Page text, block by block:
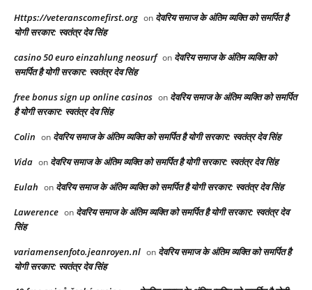
Https://veteranscomefirst.org on देवरिय समाज के अंतिम व्यक्ति को समर्पित है
योगी सरकार: स्वतंत्र देव सिंह
casino 50 euro einzahlung neosurf on देवरिय समाज के अंतिम व्यक्ति को
समर्पित है योगी सरकार: स्वतंत्र देव सिंह
free bonus sign up online casinos on देवरिय समाज के अंतिम व्यक्ति को समर्पित
है योगी सरकार: स्वतंत्र देव सिंह
Colin on देवरिय समाज के अंतिम व्यक्ति को समर्पित है योगी सरकार: स्वतंत्र देव सिंह
Vida on देवरिय समाज के अंतिम व्यक्ति को समर्पित है योगी सरकार: स्वतंत्र देव सिंह
Eulah on देवरिय समाज के अंतिम व्यक्ति को समर्पित है योगी सरकार: स्वतंत्र देव सिंह
Lawerence on देवरिय समाज के अंतिम व्यक्ति को समर्पित है योगी सरकार: स्वतंत्र देव
सिंह
variamensenfoto.jeanroyen.nl on देवरिय समाज के अंतिम व्यक्ति को समर्पित है
योगी सरकार: स्वतंत्र देव सिंह